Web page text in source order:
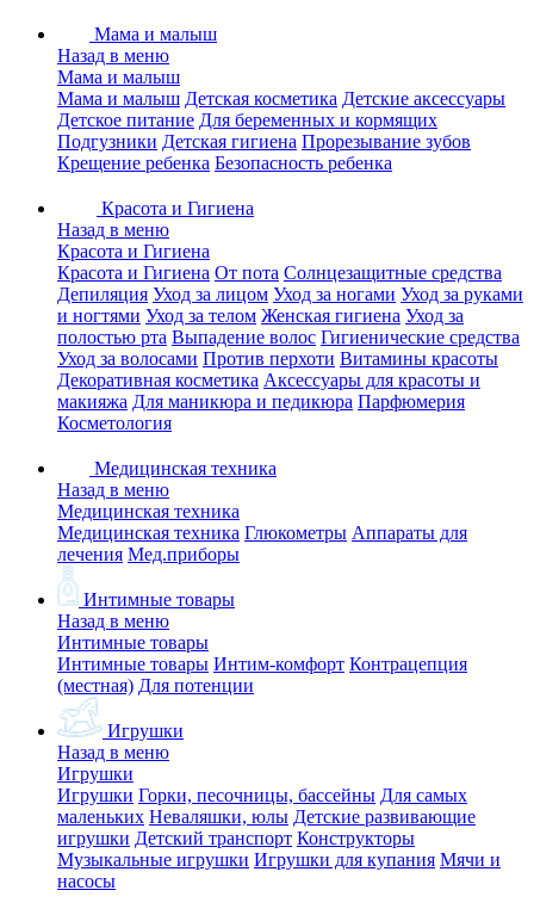
Мама и малыш
Назад в меню
Мама и малыш
Мама и малыш Детская косметика Детские аксессуары
Детское питание Для беременных и кормящих
Подгузники Детская гигиена Прорезывание зубов
Крещение ребенка Безопасность ребенка
Красота и Гигиена
Назад в меню
Красота и Гигиена
Красота и Гигиена От пота Солнцезащитные средства
Депиляция Уход за лицом Уход за ногами Уход за руками
и ногтями Уход за телом Женская гигиена Уход за
полостью рта Выпадение волос Гигиенические средства
Уход за волосами Против перхоти Витамины красоты
Декоративная косметика Аксессуары для красоты и
макияжа Для маникюра и педикюра Парфюмерия
Косметология
Медицинская техника
Назад в меню
Медицинская техника
Медицинская техника Глюкометры Аппараты для
лечения Мед.приборы
Интимные товары
Назад в меню
Интимные товары
Интимные товары Интим-комфорт Контрацепция
(местная) Для потенции
Игрушки
Назад в меню
Игрушки
Игрушки Горки, песочницы, бассейны Для самых
маленьких Неваляшки, юлы Детские развивающие
игрушки Детский транспорт Конструкторы
Музыкальные игрушки Игрушки для купания Мячи и
насосы